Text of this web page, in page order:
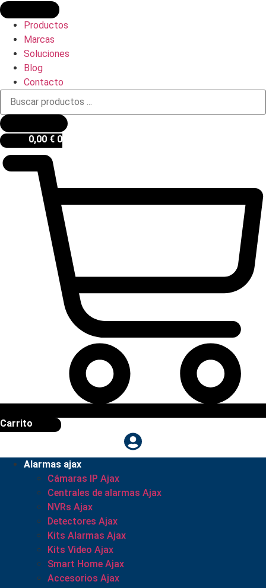
Productos
Marcas
Soluciones
Blog
Contacto
Búsqueda
productos
0,00 € 0
Carrito
Alarmas ajax
Cámaras IP Ajax
Centrales de alarmas Ajax
NVRs Ajax
Detectores Ajax
Kits Alarmas Ajax
Kits Video Ajax
Smart Home Ajax
Accesorios Ajax